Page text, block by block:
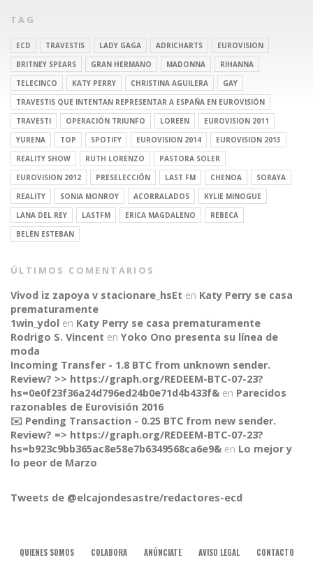
CONNECT
TAG
ECD TRAVESTIS LADY GAGA ADRICHARTS
EUROVISION
BRITNEY SPEARS
GRAN HERMANO MADONNA
RIHANNA
TELECINCO
KATY PERRY CHRISTINA AGUILERA
GAY
TRAVESTIS QUE INTENTAN REPRESENTAR A ESPAÑA EN EUROVISIÓN
TRAVESTI
OPERACIÓN TRIUNFO LOREEN
EUROVISION 2011
YURENA
TOP SPOTIFY EUROVISION 2014
EUROVISION 2013
REALITY SHOW
RUTH LORENZO
PASTORA SOLER
EUROVISION 2012
PRESELECCIÓN LAST FM CHENOA
SORAYA
REALITY
SONIA MONROY ACORRALADOS
KYLIE MINOGUE
LANA DEL REY
LASTFM ERICA MAGDALENO
REBECA
BELÉN ESTEBAN
ÚLTIMOS COMENTARIOS
Vivod iz zapoya v stacionare_hsEt en Katy Perry se casa
prematuramente
1win_ydol en Katy Perry se casa prematuramente
Rodrigo S. Vincent en Yoko Ono presenta su línea de
moda
Incoming Transfer - 1.8 BTC from unknown sender.
Review? >> https://graph.org/REDEEM-BTC-07-23?
hs=0e0f23f36a24d796ed24b0e71d4b433f& en Parecidos
razonables de Eurovisión 2016
✉️ Pending Transaction - 0.25 BTC from new sender.
Review? => https://graph.org/REDEEM-BTC-07-23?
hs=b923c9bb365ac8e58e7b6349568ca6e9& en Lo mejor y
lo peor de Marzo
Tweets de @elcajondesastre/redactores-ecd
QUIENES SOMOS COLABORA ANÚNCIATE AVISO LEGAL CONTACTO